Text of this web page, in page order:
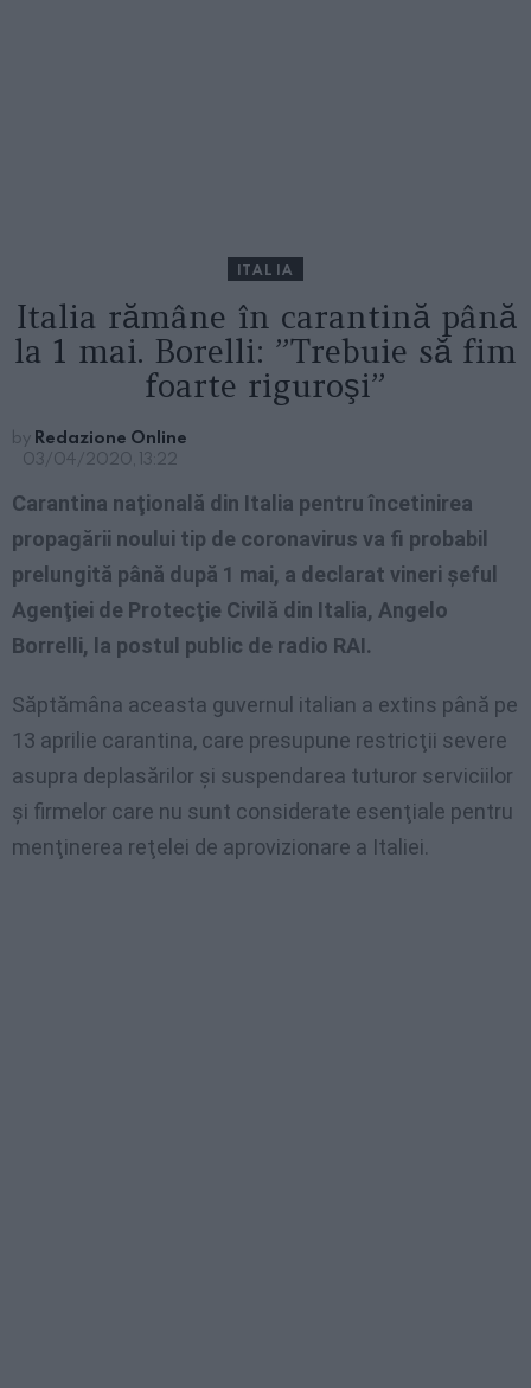
ITALIA
Italia rămâne în carantină până
la 1 mai. Borelli: ”Trebuie să fim
foarte riguroşi”
by Redazione Online
03/04/2020, 13:22
Carantina naţională din Italia pentru încetinirea
propagării noului tip de coronavirus va fi probabil
prelungită până după 1 mai, a declarat vineri şeful
Agenţiei de Protecţie Civilă din Italia, Angelo
Borrelli, la postul public de radio RAI.
Săptămâna aceasta guvernul italian a extins până pe
13 aprilie carantina, care presupune restricţii severe
asupra deplasărilor şi suspendarea tuturor serviciilor
şi firmelor care nu sunt considerate esenţiale pentru
menţinerea reţelei de aprovizionare a Italiei.